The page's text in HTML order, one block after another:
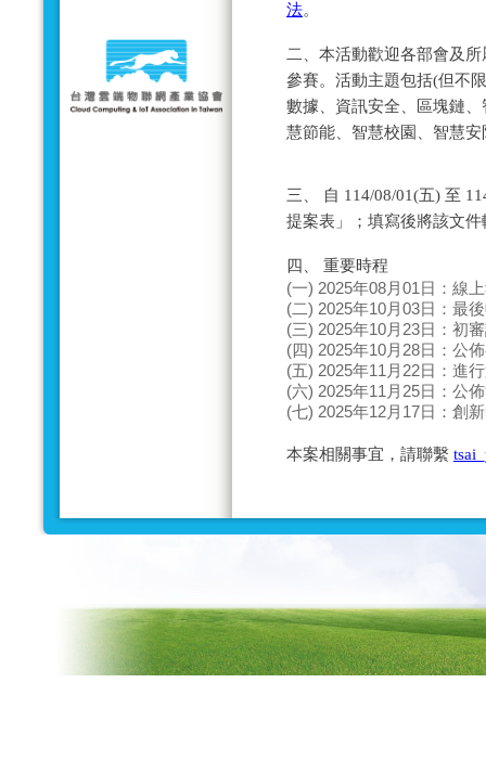
法。
二、本活動歡迎各部會及
參賽。活動主題包括(但不
數據、資訊安全、區塊鏈
慧節能、智慧校園、智慧
三、 自 114/08/01(五) 至
提案表」；填寫後將該文
四、 重要時程
(一) 2025年08月01日：線
(二) 2025年10月03日：最
(三) 2025年10月23日：初
(四) 2025年10月28日：公
(五) 2025年11月22日：進
(六) 2025年11月25日：公
(七) 2025年12月17日：創
本案相關事宜，請聯繫